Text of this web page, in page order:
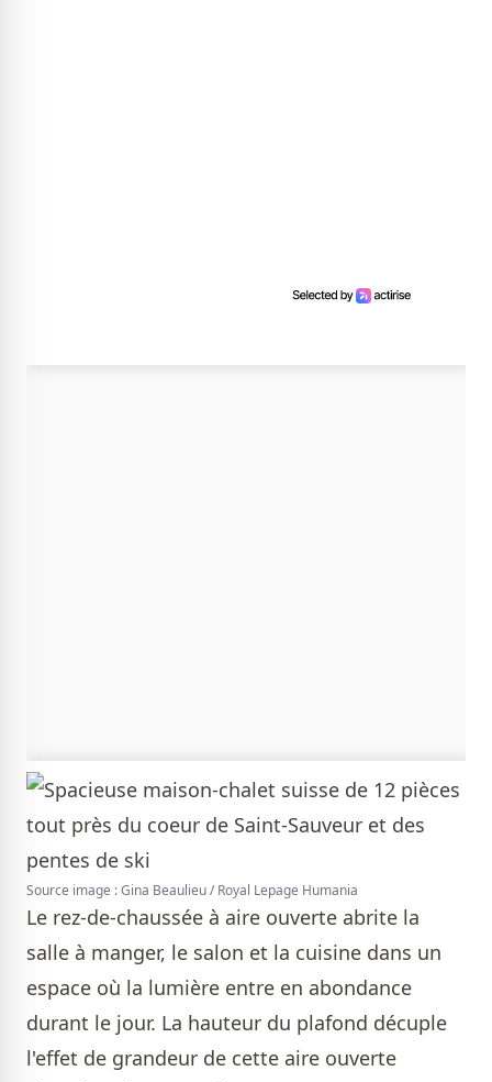
Source image : Gina Beaulieu / Royal Lepage Humania
Le rez-de-chaussée à aire ouverte abrite la
salle à manger, le salon et la cuisine dans un
espace où la lumière entre en abondance
durant le jour. La hauteur du plafond décuple
l'effet de grandeur de cette aire ouverte